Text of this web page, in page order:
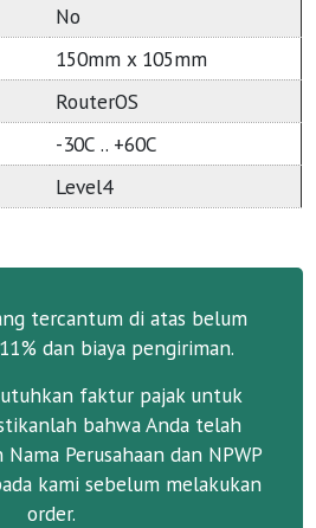
No
150mm x 105mm
RouterOS
-30C .. +60C
Level4
tercantum di atas belum
dan biaya pengiriman.
faktur pajak untuk
bahwa Anda telah
Perusahaan dan NPWP
kami sebelum melakukan
order.